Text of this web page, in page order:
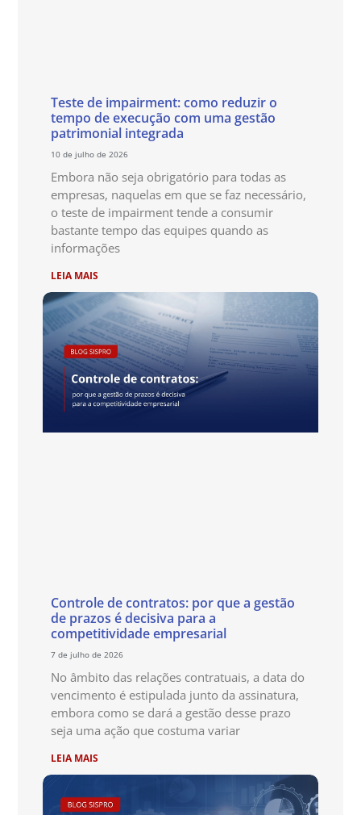
Teste de impairment: como reduzir o
tempo de execução com uma gestão
patrimonial integrada
10 de julho de 2026
Embora não seja obrigatório para todas as
empresas, naquelas em que se faz necessário,
o teste de impairment tende a consumir
bastante tempo das equipes quando as
informações
LEIA MAIS
Controle de contratos: por que a gestão
de prazos é decisiva para a
competitividade empresarial
7 de julho de 2026
No âmbito das relações contratuais, a data do
vencimento é estipulada junto da assinatura,
embora como se dará a gestão desse prazo
seja uma ação que costuma variar
LEIA MAIS